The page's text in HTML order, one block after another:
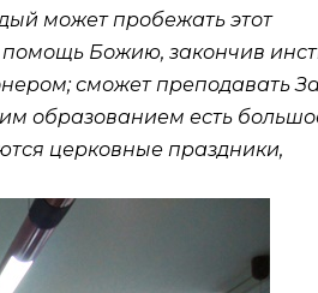
может пробежать этот
помощь Божию, закончив
сможет преподавать
образованием есть
церковные праздники,